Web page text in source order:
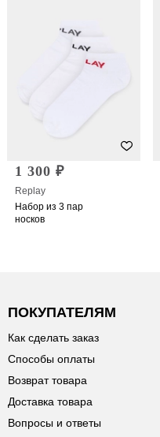
1 300 ₽
Replay
Набор из 3 пар
носков
ПОКУПАТЕЛЯМ
Как сделать заказ
Способы оплаты
Возврат товара
Доставка товара
Вопросы и ответы